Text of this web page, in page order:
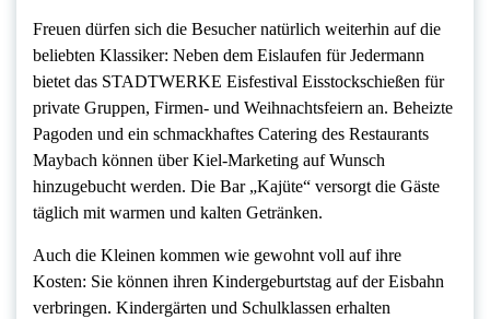
Freuen dürfen sich die Besucher natürlich weiterhin auf die
beliebten Klassiker: Neben dem Eislaufen für Jedermann
bietet das STADTWERKE Eisfestival Eisstockschießen für
private Gruppen, Firmen- und Weihnachtsfeiern an. Beheizte
Pagoden und ein schmackhaftes Catering des Restaurants
Maybach können über Kiel-Marketing auf Wunsch
hinzugebucht werden. Die Bar „Kajüte“ versorgt die Gäste
täglich mit warmen und kalten Getränken.
Auch die Kleinen kommen wie gewohnt voll auf ihre
Kosten: Sie können ihren Kindergeburtstag auf der Eisbahn
verbringen. Kindergärten und Schulklassen erhalten